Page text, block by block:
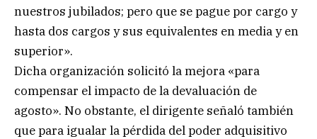
nuestros jubilados; pero que se pague por cargo y
hasta dos cargos y sus equivalentes en media y en
superior».
Dicha organización solicitó la mejora «para
compensar el impacto de la devaluación de
agosto». No obstante, el dirigente señaló también
que para igualar la pérdida del poder adquisitivo